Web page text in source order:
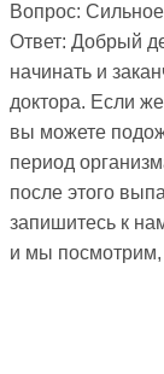
Вопрос:
Ответ: Добрый
начинать и
доктора. Если
вы можете
период
после этого
запишитесь к
и мы